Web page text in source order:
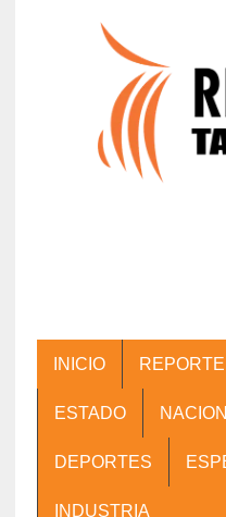
INICIO
ESTADO
DEPORTES
INDUSTRIA